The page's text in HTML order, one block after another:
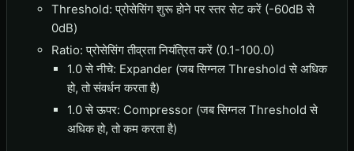
Threshold: प्रोसेसिंग शुरू होने पर स्तर सेट करें (-60dB से
0dB)
Ratio: प्रोसेसिंग तीव्रता नियंत्रित करें (0.1-100.0)
1.0 से नीचे: Expander (जब सिग्नल Threshold से अधिक
हो, तो संवर्धन करता है)
1.0 से ऊपर: Compressor (जब सिग्नल Threshold से
अधिक हो, तो कम करता है)